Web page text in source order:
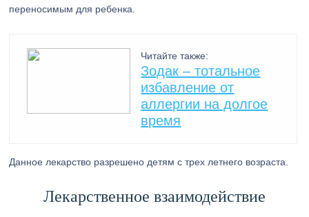
переносимым для ребенка.
Читайте также:
Зодак – тотальное
избавление от
аллергии на долгое
время
Данное лекарство разрешено детям с трех летнего возраста.
Лекарственное взаимодействие